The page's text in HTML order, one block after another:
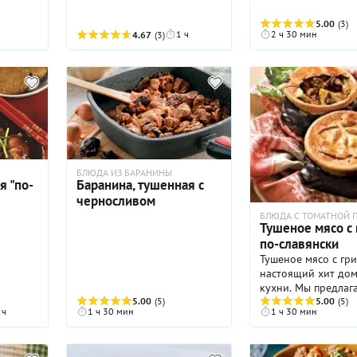
4.67 (3) 1 ч
5.00 (3)
2 ч 30 мин
"по-
БЛЮДА ИЗ БАРАНИНЫ
Баранина, тушенная с
черносливом
5.00 (5)
1 ч 30 мин
БЛЮДА С ТОМАТНОЙ
Тушеное мясо с
по-славянски
Тушеное мясо с
настоящий хит
кухни. Мы
вариант
блюда, для которого
используем
вырезку.
5.00 (5)
1 ч 30 мин